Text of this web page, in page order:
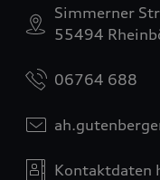
Simmerner
55494
06764 688
Kontaktdaten